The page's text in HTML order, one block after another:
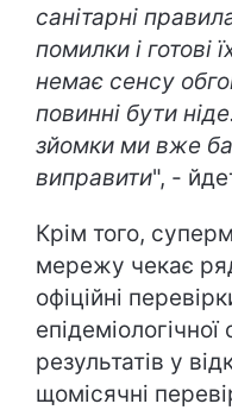
санітарні
помилки і готові
немає сенсу
повинні бути
зйомки ми вже
виправити", -
Крім того,
мережу чекає
офіційні
епідеміологічної
результатів у
щомісячні